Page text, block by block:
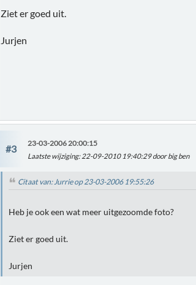
Ziet er goed uit.
Jurjen
#3
23-03-2006 20:00:15
Laatste wijziging: 22-09-2010 19:40:29 door big ben
Citaat van: Jurrie op 23-03-2006 19:55:26
Heb je ook een wat meer uitgezoomde foto?
Ziet er goed uit.
Jurjen